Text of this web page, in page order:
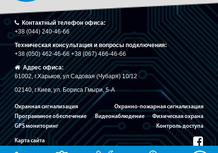
Контактный телефон офиса:
+38 (044) 240-46-66
Техническая консультация и вопросы подключения:
+38 (050) 462-46-66 +38 (067) 466-46-66
Адрес офиса:
61002, г.Харьков, ул.Садовая (Чубаря) 10/12
02140, г.Киев, ул. Бориса Гмыри, 5-A
Охранная сигнализация
Охранно-пожарная сигнализация
Программное обеспечение
Видеонаблюдение
Физическая охрана
GPS мониторинг
Контроль доступа
Карта сайта